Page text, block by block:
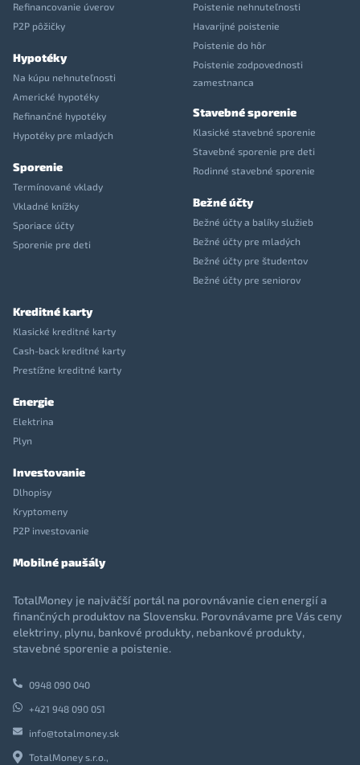
Refinancovanie úverov
P2P pôžičky
Hypotéky
Na kúpu nehnuteľnosti
Americké hypotéky
Refinančné hypotéky
Hypotéky pre mladých
Sporenie
Termínované vklady
Vkladné knížky
Sporiace účty
Sporenie pre deti
Poistenie nehnuteľnosti
Havarijné poistenie
Poistenie do hôr
Poistenie zodpovednosti
zamestnanca
Stavebné sporenie
Klasické stavebné sporenie
Stavebné sporenie pre deti
Rodinné stavebné sporenie
Bežné účty
Bežné účty a balíky služieb
Bežné účty pre mladých
Bežné účty pre študentov
Bežné účty pre seniorov
Kreditné karty
Klasické kreditné karty
Cash-back kreditné karty
Prestížne kreditné karty
Energie
Elektrina
Plyn
Investovanie
Dlhopisy
Kryptomeny
P2P investovanie
Mobilné paušály
TotalMoney je najväčší portál na porovnávanie cien energií a
finančných produktov na Slovensku. Porovnávame pre Vás ceny
elektriny, plynu, bankové produkty, nebankové produkty,
stavebné sporenie a poistenie.
0948 090 040
+421 948 090 051
info@totalmoney.sk
TotalMoney s.r.o.,